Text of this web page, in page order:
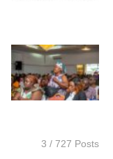
3 / 727 Posts